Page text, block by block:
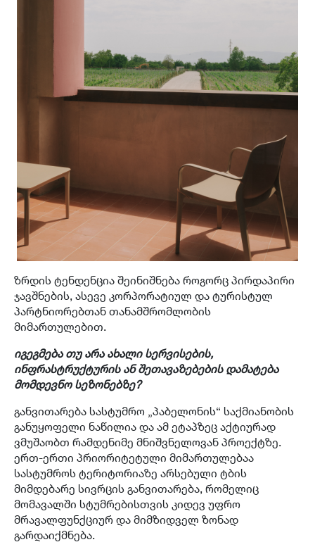
ზრდის ტენდენცია შეინიშნება როგორც პირდაპირი
ჯავშნების, ასევე კორპორატიულ და ტურისტულ
პარტნიორებთან თანამშრომლობის
მიმართულებით.
იგეგმება თუ არა ახალი სერვისების,
ინფრასტრუქტურის ან შეთავაზებების დამატება
მომდევნო სეზონებზე?
განვითარება სასტუმრო „პაბელონის“ საქმიანობის
განუყოფელი ნაწილია და ამ ეტაპზეც აქტიურად
ვმუშაობთ რამდენიმე მნიშვნელოვან პროექტზე.
ერთ-ერთი პრიორიტეტული მიმართულებაა
სასტუმროს ტერიტორიაზე არსებული ტბის
მიმდებარე სივრცის განვითარება, რომელიც
მომავალში სტუმრებისთვის კიდევ უფრო
მრავალფუნქციურ და მიმზიდველ ზონად
გარდაიქმნება.